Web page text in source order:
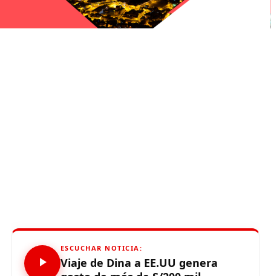
ESCUCHAR NOTICIA:
Viaje de Dina a EE.UU genera